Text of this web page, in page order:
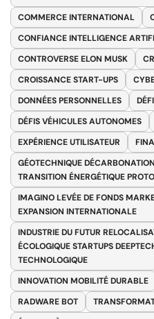
COMMERCE INTERNATIONAL
CONFIANCE INTELLIGENCE
CONTROVERSE ELON MUSK
CROISSANCE START-UPS
DONNÉES PERSONNELLES
DÉFIS VÉHICULES AUTONOMES
EXPÉRIENCE UTILISATEUR
GÉOTECHNIQUE
TRANSITION ÉNERGÉTIQUE
IMAGINO LEVÉE DE FONDS
EXPANSION INTERNATIONALE
INDUSTRIE DU FUTUR
ÉCOLOGIQUE STARTUPS
TECHNOLOGIQUE
INNOVATION MOBILITÉ DURABLE
RADWARE BOT